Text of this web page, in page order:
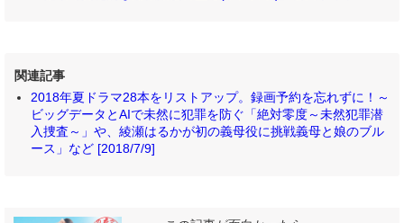
関連記事
2018年夏ドラマ28本をリストアップ。録画予約を忘れずに！～
ビッグデータとAIで未然に犯罪を防ぐ「絶対零度～未然犯罪潜
入捜査～」や、綾瀬はるかが初の義母役に挑戦義母と娘のブル
ース」など [2018/7/9]